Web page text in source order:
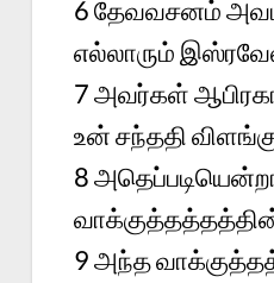
6தேவவசனம்
எல்லாரும்
7அவர்கள்
உன் சந்ததி
8
9அந்த